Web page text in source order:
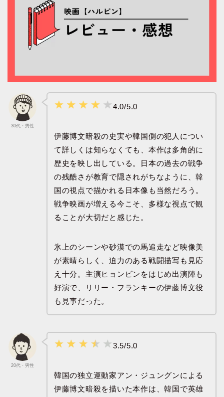
30代・男性
4.0/5.0
伊藤博文暗殺の史実や韓国側の犯人につい
て詳しくは知らなくても、本作は多角的に
歴史を映し出している。日本の過去の戦争
の残酷さが教育で隠されがちなように、韓
国の視点で描かれる日本像も当然だろう。
戦争映画が増える今こそ、多様な視点で観
ることが大切だと感じた。
氷上のシーンや砂漠での馬追走など映像美
が素晴らしく、迫力のある戦闘描写も見応
え十分。主演ヒョンビンをはじめ出演陣も
好演で、リリー・フランキーの伊藤博文役
も見事だった。
20代・男性
3.5/5.0
韓国の独立運動家アン・ジュングンによる
伊藤博文暗殺を描いた本作は、韓国で英雄